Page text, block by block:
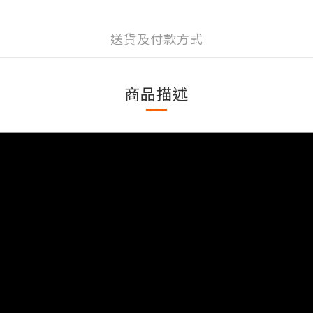
送貨及付款方式
商品描述